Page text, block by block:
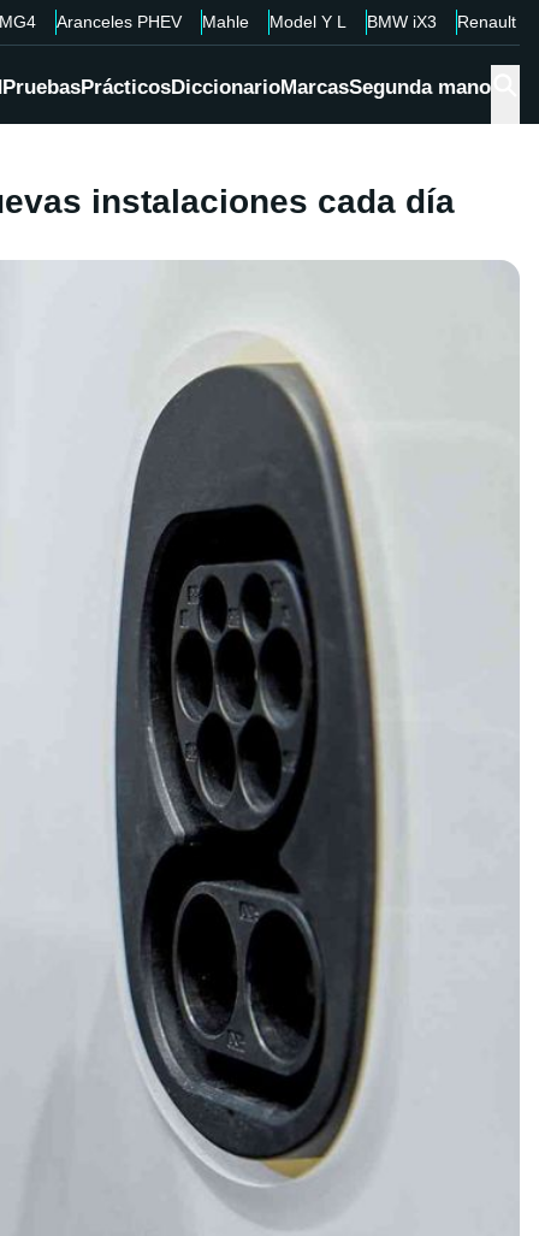
MG4 Aranceles PHEV Mahle Model Y L BMW iX3 Renault
PruebasPrácticosDiccionarioMarcasSegunda mano
instalaciones cada día